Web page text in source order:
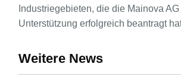
Industriegebieten, die die Mainova
Unterstützung erfolgreich beantragt
Weitere News